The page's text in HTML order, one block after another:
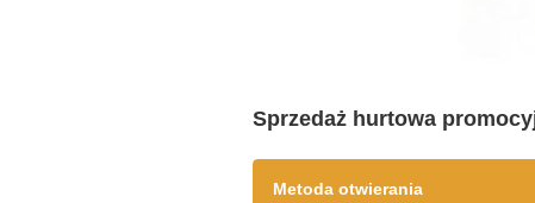
Sprzedaż hurtowa
Metoda otwierania